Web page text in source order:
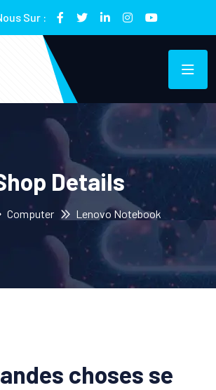
Sur :
Details
Computer Lenovo Notebook
choses se